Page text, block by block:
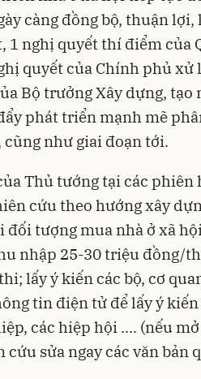
càng đồng bộ, thuận
1 nghị quyết thí điểm của
quyết của Chính phủ xử
Bộ trưởng Xây dựng, tạo
phát triển mạnh mẽ
như giai đoạn tới.
Thủ tướng tại các phiên
cứu theo hướng xây
đối tượng mua nhà ở xã
nhập 25-30 triệu đồng/
lấy ý kiến các bộ, cơ
tin điện tử để lấy ý
các hiệp hội .... (nếu
sửa ngay các văn bản